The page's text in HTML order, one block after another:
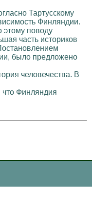
Тартусскому
Финляндии.
этому поводу
часть историков
было предложено
человечества. В
что Финляндия